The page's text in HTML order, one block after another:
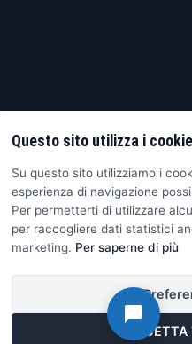
Questo sito utilizza i cookie
Su questo sito utilizziamo i
esperienza di navigazione
Per permetterti di utilizzare
per raccogliere dati statistici
marketing. Per saperne di più